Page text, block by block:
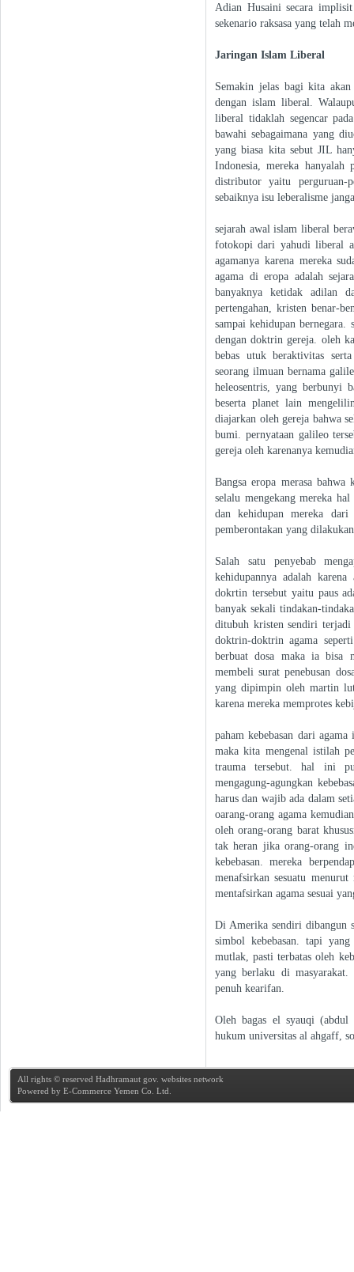
Adian Husaini secara
sekenario raksasa yang telah
Jaringan Islam Liberal
Semakin jelas bagi kita akan
dengan islam liberal.
liberal tidaklah segencar
bawahi sebagaimana yang
yang biasa kita sebut JIL
Indonesia, mereka
distributor yaitu
sebaiknya isu leberalisme
sejarah awal islam liberal
fotokopi dari yahudi liberal
agamanya karena mereka
agama di eropa adalah
banyaknya ketidak adilan
pertengahan, kristen benar-
sampai kehidupan bernegara.
dengan doktrin gereja. oleh
bebas utuk beraktivitas
seorang ilmuan bernama
heleosentris, yang berbunyi
beserta planet lain
diajarkan oleh gereja bahwa
bumi. pernyataan galileo
gereja oleh karenanya
Bangsa eropa merasa
selalu mengekang mereka
dan kehidupan mereka
pemberontakan yang
Salah satu penyebab
kehidupannya adalah
dokrtin tersebut yaitu paus
banyak sekali tindakan-
ditubuh kristen sendiri terjadi
doktrin-doktrin agama
berbuat dosa maka ia bisa
membeli surat penebusan
yang dipimpin oleh martin
karena mereka memprotes
paham kebebasan dari
maka kita mengenal istilah
trauma tersebut. hal ini
mengagung-agungkan
harus dan wajib ada dalam
oarang-orang agama
oleh orang-orang barat
tak heran jika orang-orang
kebebasan. mereka
menafsirkan sesuatu
mentafsirkan agama sesuai
Di Amerika sendiri dibangun
simbol kebebasan. tapi
mutlak, pasti terbatas oleh
yang berlaku di masyarakat.
penuh kearifan.
Oleh bagas el syauqi
hukum universitas al ahgaff,
All rights © reserved Hadhramaut gov. websites network
Powered by E-Commerce Yemen Co. Ltd.